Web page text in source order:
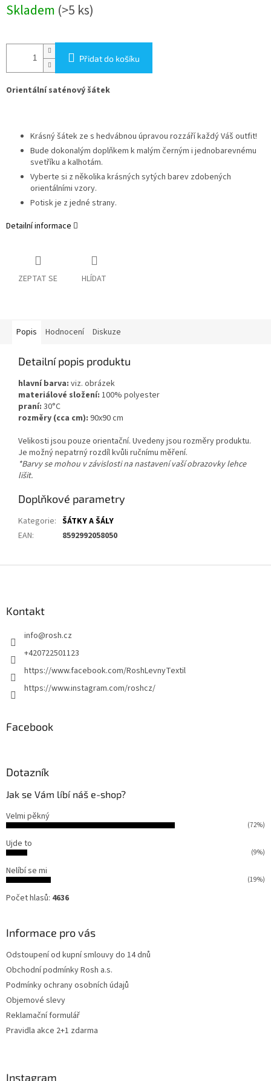
cena:
Skladem (>5 ks)
Přidat do košíku
Orientální saténový šátek
Krásný šátek ze s hedvábnou úpravou rozzáří každý Váš outfit!
Bude dokonalým doplňkem k malým černým i jednobarevnému
svetříku a kalhotám.
Vyberte si z několika krásných sytých barev zdobených
orientálními vzory.
Potisk je z jedné strany.
Detailní informace
ZEPTAT SE HLÍDAT
Popis Hodnocení Diskuze
Detailní popis produktu
hlavní barva: viz. obrázek
materiálové složení: 100% polyester
praní: 30°C
rozměry (cca cm): 90x90 cm
Velikosti jsou pouze orientační. Uvedeny jsou rozměry produktu.
Je možný nepatrný rozdíl kvůli ručnímu měření.
*Barvy se mohou v závislosti na nastavení vaší obrazovky lehce
lišit.
Doplňkové parametry
Kategorie: ŠÁTKY A ŠÁLY
EAN: 8592992058050
Kontakt
info@rosh.cz
+420722501123
https://www.facebook.com/RoshLevnyTextil
https://www.instagram.com/roshcz/
Facebook
Dotazník
Jak se Vám líbí náš e-shop?
Velmi pěkný
(72%)
Ujde to
(9%)
Nelíbí se mi
(19%)
Počet hlasů: 4636
Informace pro vás
Odstoupení od kupní smlouvy do 14 dnů
Obchodní podmínky Rosh a.s.
Podmínky ochrany osobních údajů
Objemové slevy
Reklamační formulář
Pravidla akce 2+1 zdarma
Instagram